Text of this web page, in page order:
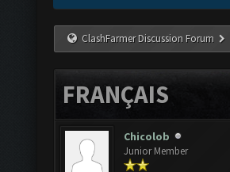
ClashFarmer Discussion Forum
FRANÇAIS
Chicolob
Junior Member